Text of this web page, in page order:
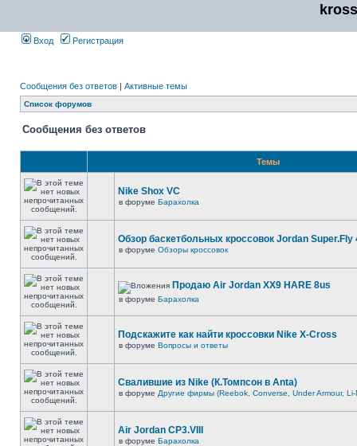
Вход Регистрация
Сообщения без ответов | Активные темы
Список форумов
Сообщения без ответов
Темы
Nike Shox VC
в форуме Барахолка
Обзор баскетбольных кроссовок Jordan Super.Fly
в форуме Обзоры кроссовок
Продаю Air Jordan XX9 HARE 8us
в форуме Барахолка
Подскажите как найти кроссовки Nike X-Cross
в форуме Вопросы и ответы
Свалившие из Nike (К.Томпсон в Anta)
в форуме Другие фирмы (Reebok, Converse, Under Armour, Li-
Air Jordan CP3.VIII
в форуме Барахолка